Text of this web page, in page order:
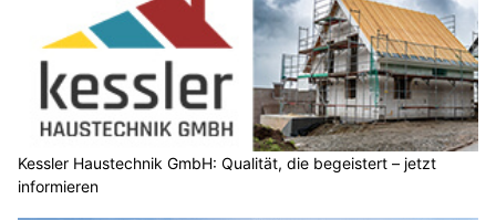
Kessler Haustechnik GmbH: Qualität, die begeistert – jetzt
informieren